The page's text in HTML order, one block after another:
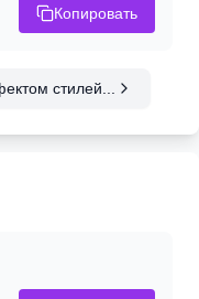
Копировать
стилей...